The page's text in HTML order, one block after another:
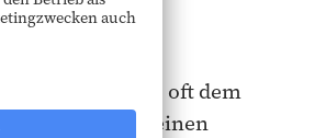
Kanal – oft dem
für einen